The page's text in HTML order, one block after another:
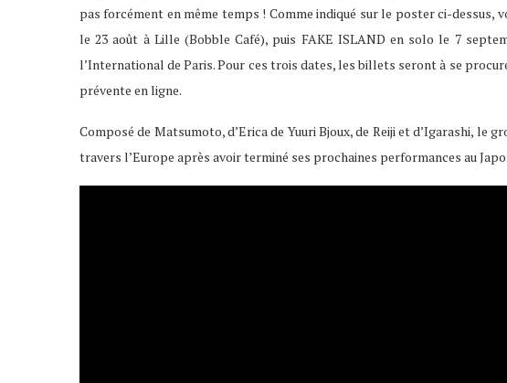
pas forcément en même temps ! Comme indiqué sur le poster ci-dessus,
le 23 août à Lille (Bobble Café), puis FAKE ISLAND en solo le 7
l’International de Paris. Pour ces trois dates, les billets seront à se
prévente en ligne.
Composé de Matsumoto, d’Erica de Yuuri Bjoux, de Reiji et d’Igarashi, le
travers l’Europe après avoir terminé ses prochaines performances au